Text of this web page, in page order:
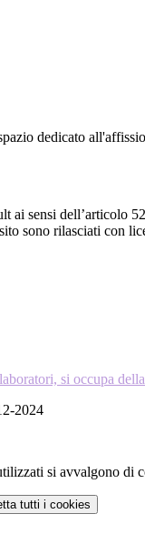
dedicato
ai sensi dell’articolo
sono rilasciati con
si occupa
2024
si avvalgono di
tutti i cookies